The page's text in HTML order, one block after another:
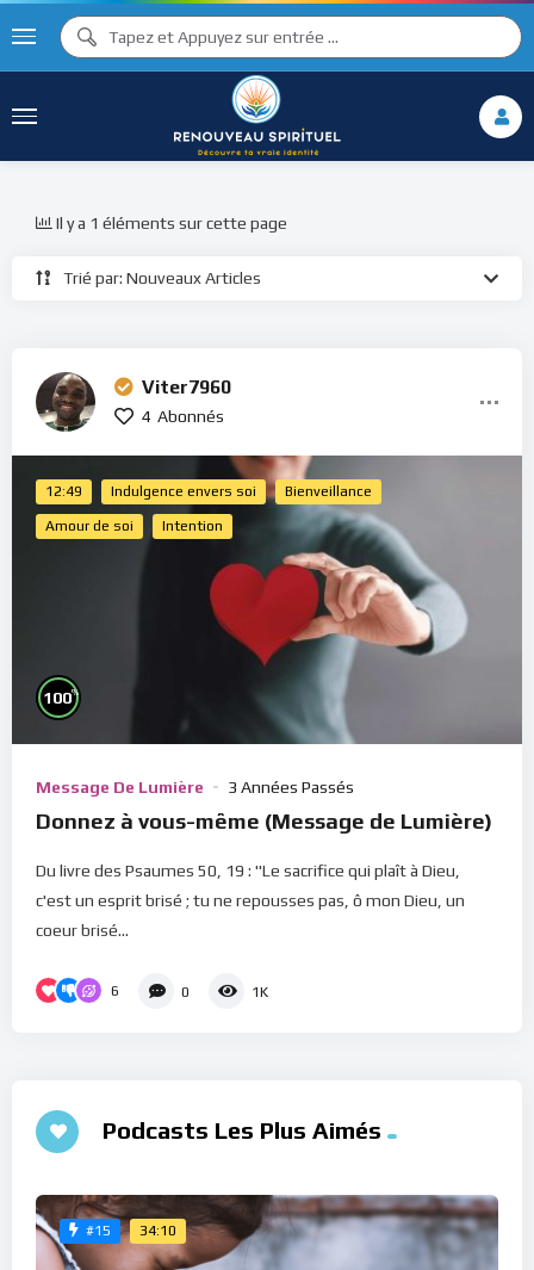
Trié par: Nouveaux Articles
Il y a 1 éléments sur cette page
Viter7960
4 Abonnés
12:49 Indulgence envers soi Bienveillance
Amour de soi Intention
100%
Message De Lumière 3 Années Passés
Donnez à vous-même (Message de Lumière)
Du livre des Psaumes 50, 19 : "Le sacrifice qui plaît à Dieu,
c'est un esprit brisé ; tu ne repousses pas, ô mon Dieu, un
coeur brisé...
6 0 1K
Podcasts Les Plus Aimés
#15 34:10